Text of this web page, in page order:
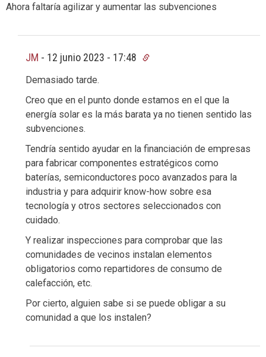
Ahora faltaría agilizar y aumentar las subvenciones
JM - 12 junio 2023 - 17:48
Demasiado tarde.
Creo que en el punto donde estamos en el que la
energía solar es la más barata ya no tienen sentido las
subvenciones.
Tendría sentido ayudar en la financiación de empresas
para fabricar componentes estratégicos como
baterías, semiconductores poco avanzados para la
industria y para adquirir know-how sobre esa
tecnología y otros sectores seleccionados con
cuidado.
Y realizar inspecciones para comprobar que las
comunidades de vecinos instalan elementos
obligatorios como repartidores de consumo de
calefacción, etc.
Por cierto, alguien sabe si se puede obligar a su
comunidad a que los instalen?